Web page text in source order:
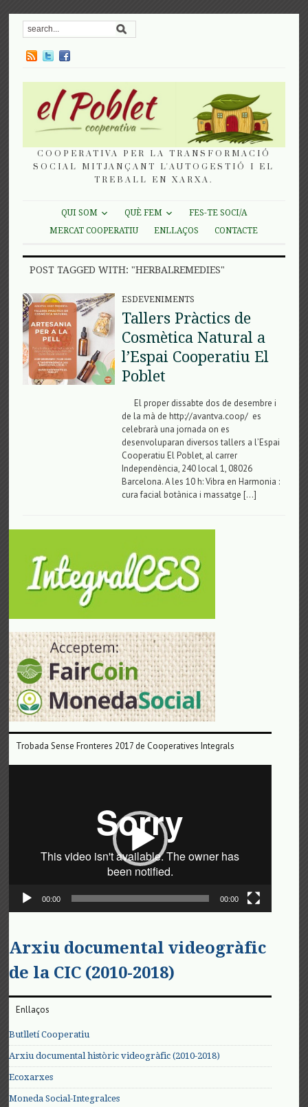
COOPERATIVA PER LA TRANSFORMACIÓ
SOCIAL MITJANÇANT L'AUTOGESTIÓ I EL
TREBALL EN XARXA.
QUI SOM QUÈ FEM
FES-TE SOCI/A
MERCAT COOPERATIU
ENLLAÇOS CONTACTE
POST TAGGED WITH: "HERBALREMEDIES"
ESDEVENIMENTS
Tallers Pràctics de
Cosmètica Natural a
l’Espai Cooperatiu El
Poblet
El proper dissabte dos de desembre i
de la mà de http://avantva.coop/ es
celebrarà una jornada on es
desenvoluparan diversos tallers a l’Espai
Cooperatiu El Poblet, al carrer
Independència, 240 local 1, 08026
Barcelona. A les 10 h: Vibra en Harmonia :
cura facial botànica i massatge […]
Trobada Sense Fronteres 2017 de Cooperatives Integrals
00:00 00:00
Arxiu documental videogràfic
de la CIC (2010-2018)
Enllaços
Butlletí Cooperatiu
Arxiu documental històric videogràfic (2010-2018)
Ecoxarxes
Moneda Social-Integralces